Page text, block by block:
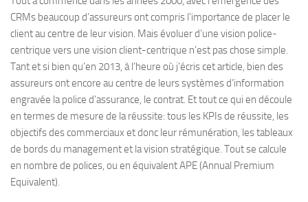
CRMs beaucoup d’assureurs ont compris l’importance de placer le
client au centre de leur vision. Mais évoluer d’une vision police-
centrique vers une vision client-centrique n’est pas chose simple.
Tant et si bien qu’en 2013, à l’heure où j’écris cet article, bien des
assureurs ont encore au centre de leurs systèmes d’information
engravée la police d’assurance, le contrat. Et tout ce qui en découle
en termes de mesure de la réussite: tous les KPIs de réussite, les
objectifs des commerciaux et donc leur rémunération, les tableaux
de bords du management et la vision stratégique. Tout se calcule
en nombre de polices, ou en équivalent APE (Annual Premium
Equivalent).